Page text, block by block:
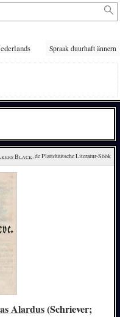
Spraak duurhaft ännern
Black, de Plattdüütsche Literatur-Söök
Alardus(Schriever;